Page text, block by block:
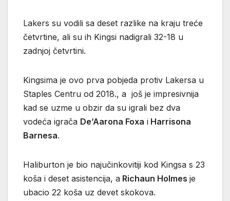
Lakers su vodili sa deset razlike na kraju treće
četvrtine, ali su ih Kingsi nadigrali 32-18 u
zadnjoj četvrtini.
Kingsima je ovo prva pobjeda protiv Lakersa u
Staples Centru od 2018., a još je impresivnija
kad se uzme u obzir da su igrali bez dva
vodeća igrača De’Aarona Foxa i Harrisona
Barnesa.
Haliburton je bio najučinkovitiji kod Kingsa s 23
koša i deset asistencija, a Richaun Holmes je
ubacio 22 koša uz devet skokova.